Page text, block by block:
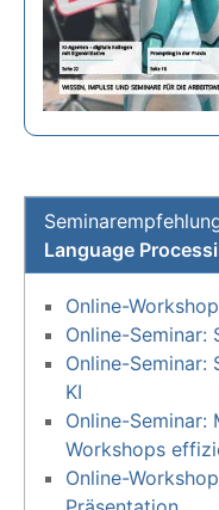
Language
Online-
Online-Seminar:
Online-Seminar:
KI
Online-Seminar:
Workshops
Online-